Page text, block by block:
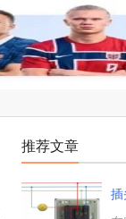
推荐文章
插
问